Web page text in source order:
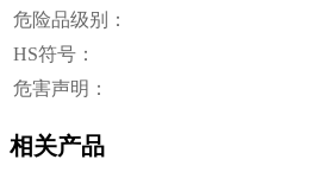
危险品级别：
HS符号：
危害声明：
相关产品